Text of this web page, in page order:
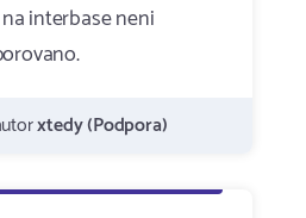
interbase neni
xtedy (Podpora)